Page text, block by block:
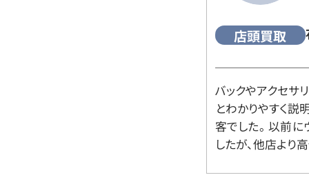
店頭買取
バックやアクセサ
とわかりやすく説
客でした。 以前
したが、他店より